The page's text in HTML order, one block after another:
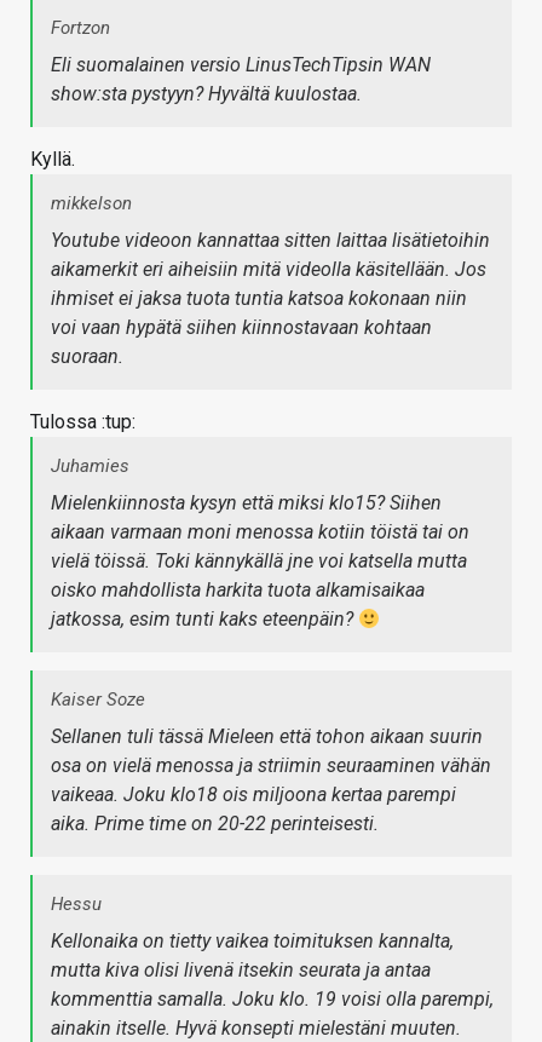
Fortzon
Eli suomalainen versio LinusTechTipsin WAN
show:sta pystyyn? Hyvältä kuulostaa.
Kyllä.
mikkelson
Youtube videoon kannattaa sitten laittaa lisätietoihin
aikamerkit eri aiheisiin mitä videolla käsitellään. Jos
ihmiset ei jaksa tuota tuntia katsoa kokonaan niin
voi vaan hypätä siihen kiinnostavaan kohtaan
suoraan.
Tulossa :tup:
Juhamies
Mielenkiinnosta kysyn että miksi klo15? Siihen
aikaan varmaan moni menossa kotiin töistä tai on
vielä töissä. Toki kännykällä jne voi katsella mutta
oisko mahdollista harkita tuota alkamisaikaa
jatkossa, esim tunti kaks eteenpäin?
Kaiser Soze
Sellanen tuli tässä Mieleen että tohon aikaan suurin
osa on vielä menossa ja striimin seuraaminen vähän
vaikeaa. Joku klo18 ois miljoona kertaa parempi
aika. Prime time on 20-22 perinteisesti.
Hessu
Kellonaika on tietty vaikea toimituksen kannalta,
mutta kiva olisi livenä itsekin seurata ja antaa
kommenttia samalla. Joku klo. 19 voisi olla parempi,
ainakin itselle. Hyvä konsepti mielestäni muuten.